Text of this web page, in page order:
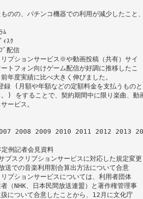
のの、パチンコ機器での利用が減少したこと、
ﾑ
ｨｽｸ
ﾞ配信
プションサービス※や動画投稿（共有）サイ
ートフォン向けゲーム配信が好調に推移したこ
年度実績に比べ大きく伸びました。
(月額や年額などの定額料金を支払うものと
。) をすることで、契約期間中に限り楽曲、動
ービス。
2008 2009 2010 2011 2012 2013
例記者会見資料
ブスクリプションサービスに対応した規定変更
送での音楽利用割合算出方法について合意
プションサービスについては、利用者団体
（NHK、日本民間放送連盟）と著作権管理事
扱について合意したことから、12月に文化庁